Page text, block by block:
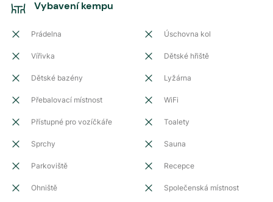
Vybavení kempu
Prádelna Úschovna kol
Vířivka Dětské hřiště
Dětské bazény Lyžárna
Přebalovací místnost WiFi
Přístupné pro vozíčkáře Toalety
Sprchy Sauna
Parkoviště Recepce
Ohniště Společenská místnost